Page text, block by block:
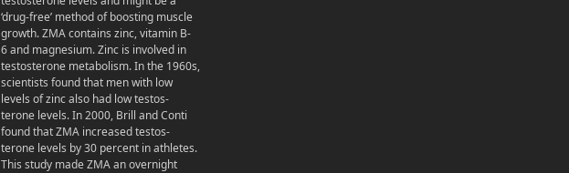
‘drug-free’ method of boosting muscle
growth. ZMA contains zinc, vitamin B-
6 and magnesium. Zinc is involved in
testosterone metabolism. In the 1960s,
scientists found that men with low
levels of zinc also had low testos-
terone levels. In 2000, Brill and Conti
found that ZMA increased testos-
terone levels by 30 percent in athletes.
This study made ZMA an overnight